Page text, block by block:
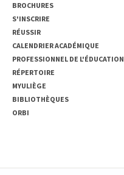
BROCHURES
S'INSCRIRE
RÉUSSIR
CALENDRIER ACADÉMIQUE
PROFESSIONNEL DE L'ÉDUCATION
RÉPERTOIRE
MYULIÈGE
BIBLIOTHÈQUES
ORBI